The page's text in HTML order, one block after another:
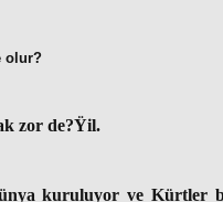
olur?
zor de?Ÿil.
kuruluyor ve Kürtler